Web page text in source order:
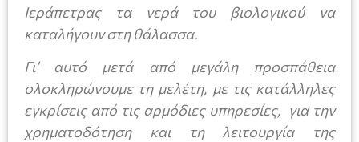
Ιεράπετρας τα νερά του βιολογικού να
καταλήγουν στη θάλασσα.
Γι’ αυτό μετά από μεγάλη προσπάθεια
ολοκληρώνουμε τη μελέτη, με τις κατάλληλες
εγκρίσεις από τις αρμόδιες υπηρεσίες, για την
χρηματοδότηση και τη λειτουργία της